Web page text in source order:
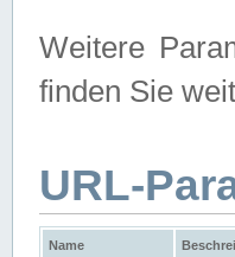
Weitere
finden Sie
URL-
Name